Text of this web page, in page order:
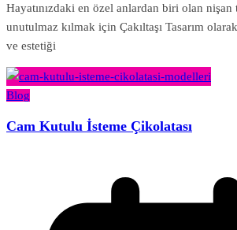
Hayatınızdaki en özel anlardan biri olan
unutulmaz kılmak için Çakıltaşı Tasarım
ve estetiği
Blog
Cam Kutulu İsteme Çikolatası